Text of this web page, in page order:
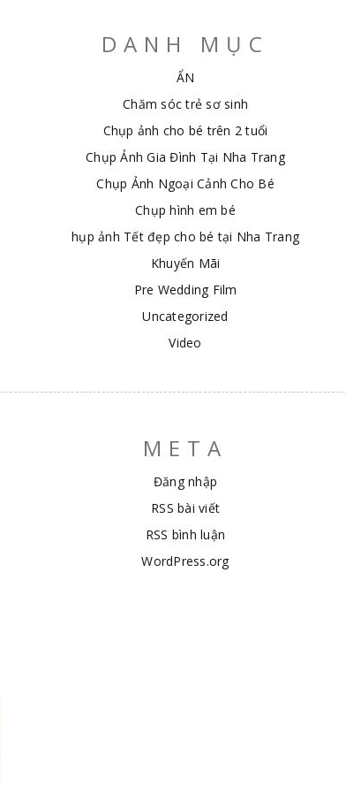
DANH MỤC
ẨN
Chăm sóc trẻ sơ sinh
Chụp ảnh cho bé trên 2 tuổi
Chụp Ảnh Gia Đình Tại Nha Trang
Chụp Ảnh Ngoại Cảnh Cho Bé
Chụp hình em bé
hụp ảnh Tết đẹp cho bé tại Nha Trang
Khuyến Mãi
Pre Wedding Film
Uncategorized
Video
META
Đăng nhập
RSS bài viết
RSS bình luận
WordPress.org